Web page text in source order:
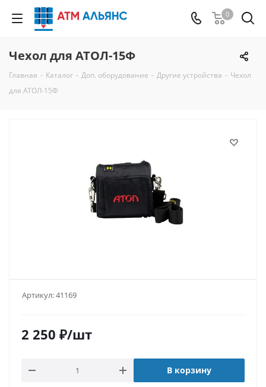
0
Чехол для АТОЛ-15Ф
Главная - Каталог - Доп. оборудование - Другие устройства - Чехол
для АТОЛ-15Ф
Артикул:41169
2 250 ₽/шт
В корзину